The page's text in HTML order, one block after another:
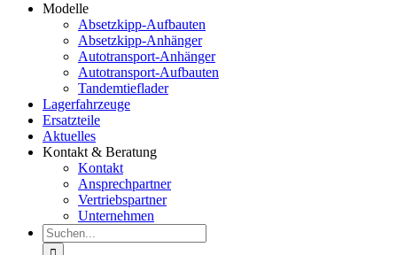
Modelle
Absetzkipp-Aufbauten
Absetzkipp-Anhänger
Autotransport-Anhänger
Autotransport-Aufbauten
Tandemtieflader
Lagerfahrzeuge
Ersatzteile
Aktuelles
Kontakt & Beratung
Kontakt
Ansprechpartner
Vertriebspartner
Unternehmen
Suche
nach: